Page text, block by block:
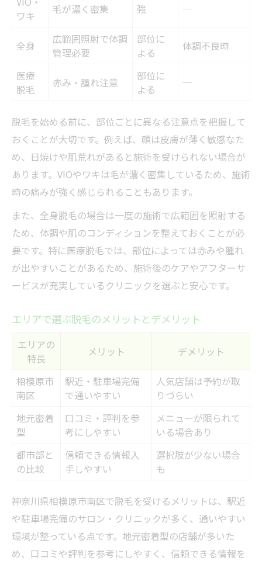
ワキ
毛が濃く密集 強 ─
全身
広範囲照射で体調
管理必要
部位に
よる
体調不良時
医療
脱毛
赤み・腫れ注意
部位に
よる
─
脱毛を始める前に、部位ごとに異なる注意点を把握して
おくことが大切です。例えば、顔は皮膚が薄く敏感なた
め、日焼けや肌荒れがあると施術を受けられない場合が
あります。VIOやワキは毛が濃く密集しているため、施術
時の痛みが強く感じられることもあります。
また、全身脱毛の場合は一度の施術で広範囲を照射する
ため、体調や肌のコンディションを整えておくことが必
要です。特に医療脱毛では、部位によっては赤みや腫れ
が出やすいことがあるため、施術後のケアやアフターサ
ービスが充実しているクリニックを選ぶと安心です。
エリアで選ぶ脱毛のメリットとデメリット
エリアの
特長
メリット デメリット
相模原市
南区
駅近・駐車場完備
で通いやすい
人気店舗は予約が取
りづらい
地元密着
型
口コミ・評判を参
考にしやすい
メニューが限られて
いる場合あり
都市部と
の比較
信頼できる情報入
手しやすい
選択肢が少ない場合
も
神奈川県相模原市南区で脱毛を受けるメリットは、駅近
や駐車場完備のサロン・クリニックが多く、通いやすい
環境が整っている点です。地元密着型の店舗が多いた
め、口コミや評判を参考にしやすく、信頼できる情報を